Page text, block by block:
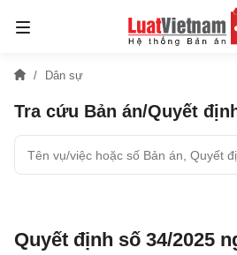
Dân sự
Tra cứu Bản án/Quyết
Quyết định số 34/2025